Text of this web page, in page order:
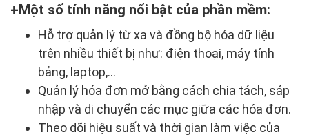
Một số tính năng nổi bật của phần mềm:
Hỗ trợ quản lý từ xa và đồng bộ hóa dữ liệu
trên nhiều thiết bị như: điện thoại, máy tính
bảng, laptop,...
Quản lý hóa đơn mở bằng cách chia tách, sáp
nhập và di chuyển các mục giữa các hóa đơn.
Theo dõi hiệu suất và thời gian làm việc của